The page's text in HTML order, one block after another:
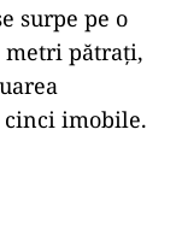
surpe pe o
metri pătrați,
cinci imobile.